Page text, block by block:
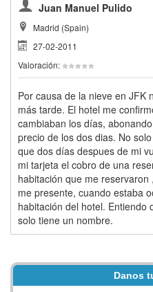
Juan Manuel Pulido
Madrid (Spain)
27-02-2011
Valoración:
Por causa de la nieve en JFK
más tarde. El hotel me
cambiaban los días,
precio de los dos dias. No
que dos días despues de mi
mi tarjeta el cobro de una
habitación que me
me presente, cuando estaba
habitación del hotel. Entiendo
solo tiene un nombre.
Danos